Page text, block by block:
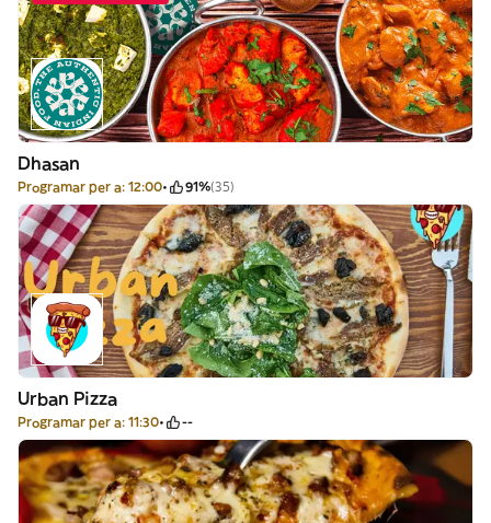
Dhasan
Programar per a: 12:00 91%(35)
Urban Pizza
Programar per a: 11:30 --